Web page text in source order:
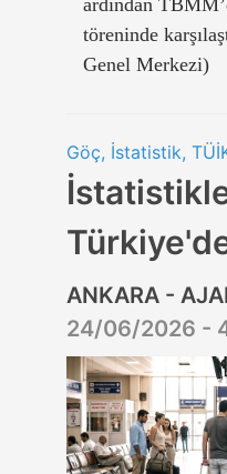
töreninde
Genel Merkezi)
Göç, İstatistik,
ANKARA -
24/06/2026 -